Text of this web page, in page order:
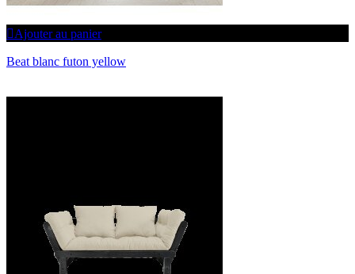
Ajouter au panier
Beat blanc futon yellow